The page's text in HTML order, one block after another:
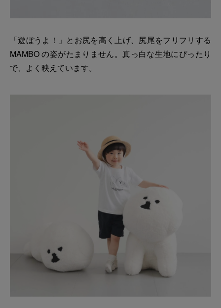
「遊ぼうよ！」とお尻を高く上げ、尻尾をフリフリする
MAMBO の姿がたまりません。真っ白な生地にぴったり
で、よく映えています。